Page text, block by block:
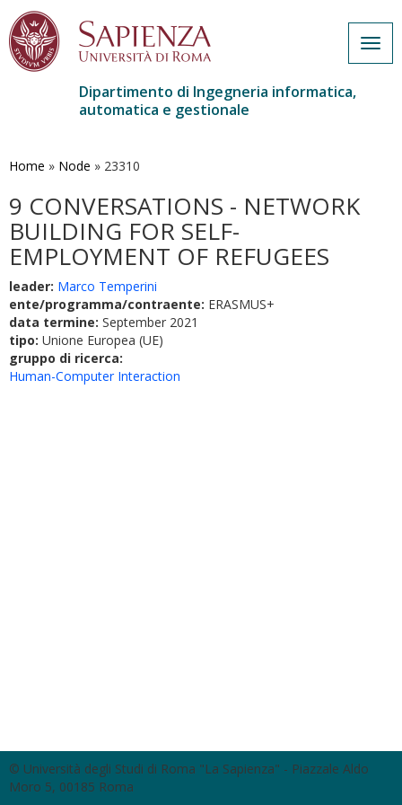
contenuto
Dipartimento di Ingegneria informatica,
automatica e gestionale
Home » Node » 23310
9 CONVERSATIONS - NETWORK
BUILDING FOR SELF-
EMPLOYMENT OF REFUGEES
leader: Marco Temperini
ente/programma/contraente: ERASMUS+
data termine: September 2021
tipo: Unione Europea (UE)
gruppo di ricerca:
Human-Computer Interaction
© Università degli Studi di Roma "La Sapienza" - Piazzale Aldo
Moro 5, 00185 Roma